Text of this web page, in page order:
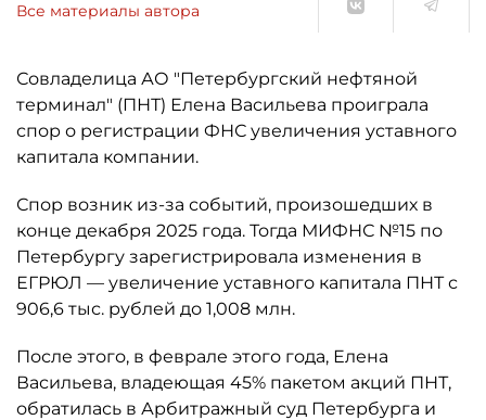
Все материалы автора
Совладелица АО "Петербургский нефтяной
терминал" (ПНТ) Елена Васильева проиграла
спор о регистрации ФНС увеличения уставного
капитала компании.
Спор возник из-за событий, произошедших в
конце декабря 2025 года. Тогда МИФНС №15 по
Петербургу зарегистрировала изменения в
ЕГРЮЛ — увеличение уставного капитала ПНТ с
906,6 тыс. рублей до 1,008 млн.
После этого, в феврале этого года, Елена
Васильева, владеющая 45% пакетом акций ПНТ,
обратилась в Арбитражный суд Петербурга и